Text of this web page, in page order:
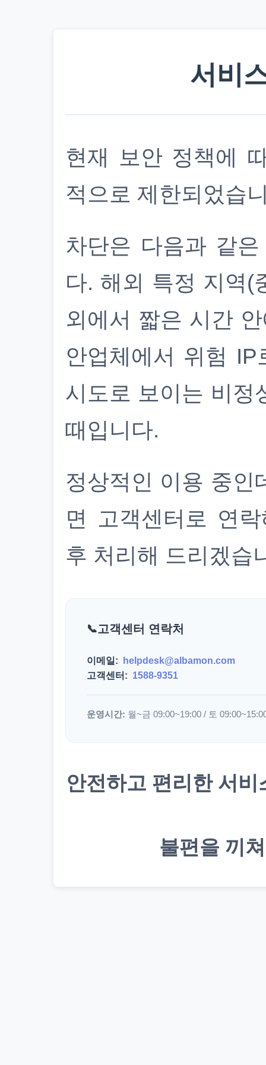
서비
현재 보안 정책에
적으로 제한되었습
차단은 다음과 같
다. 해외 특정 지역(
외에서 짧은 시간
안업체에서 위험
시도로 보이는 비정
때입니다.
정상적인 이용 중인
면 고객센터로 연
후 처리해 드리겠습
고객센터 연락처
이메일:
helpdesk@albamon.com
고객센터: 1588-9351
운영시간: 월~금 09:00~19:00 / 토
안전하고 편리한 서
불편을 끼